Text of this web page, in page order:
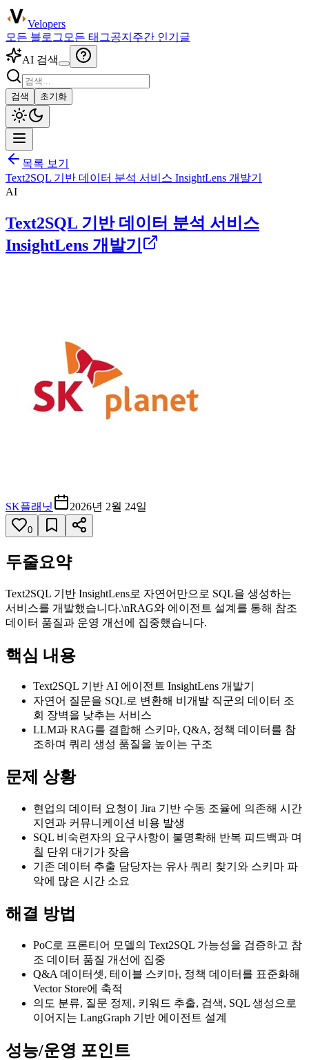
Velopers
모든 블로그 모든 태그공지 주간 인기글
AI 검색
검색 초기화
목록 보기
Text2SQL 기반 데이터 분석 서비스 InsightLens 개발기
AI
Text2SQL 기반 데이터 분석 서비스
InsightLens 개발기
SK플래닛 2026년 2월 24일
0
두줄요약
Text2SQL 기반 InsightLens로 자연어만으로 SQL을 생성하는
서비스를 개발했습니다.\nRAG와 에이전트 설계를 통해 참조
데이터 품질과 운영 개선에 집중했습니다.
핵심 내용
Text2SQL 기반 AI 에이전트 InsightLens 개발기
자연어 질문을 SQL로 변환해 비개발 직군의 데이터 조
회 장벽을 낮추는 서비스
LLM과 RAG를 결합해 스키마, Q&A, 정책 데이터를 참
조하며 쿼리 생성 품질을 높이는 구조
문제 상황
현업의 데이터 요청이 Jira 기반 수동 조율에 의존해 시간
지연과 커뮤니케이션 비용 발생
SQL 비숙련자의 요구사항이 불명확해 반복 피드백과 며
칠 단위 대기가 잦음
기존 데이터 추출 담당자는 유사 쿼리 찾기와 스키마 파
악에 많은 시간 소요
해결 방법
PoC로 프론티어 모델의 Text2SQL 가능성을 검증하고 참
조 데이터 품질 개선에 집중
Q&A 데이터셋, 테이블 스키마, 정책 데이터를 표준화해
Vector Store에 축적
의도 분류, 질문 정제, 키워드 추출, 검색, SQL 생성으로
이어지는 LangGraph 기반 에이전트 설계
성능/운영 포인트